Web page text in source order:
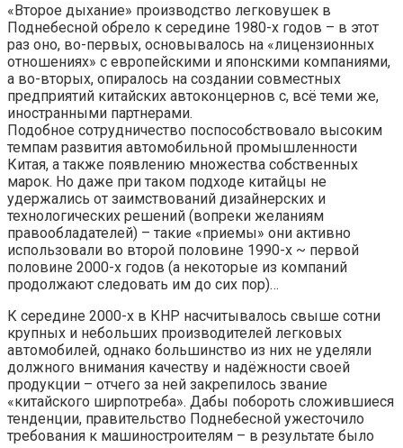
«Второе дыхание» производство легковушек в
Поднебесной обрело к середине 1980-х годов – в этот
раз оно, во-первых, основывалось на «лицензионных
отношениях» с европейскими и японскими компаниями,
а во-вторых, опиралось на создании совместных
предприятий китайских автоконцернов с, всё теми же,
иностранными партнерами.
Подобное сотрудничество поспособствовало высоким
темпам развития автомобильной промышленности
Китая, а также появлению множества собственных
марок. Но даже при таком подходе китайцы не
удержались от заимствований дизайнерских и
технологических решений (вопреки желаниям
правообладателей) – такие «приемы» они активно
использовали во второй половине 1990-х ~ первой
половине 2000-х годов (а некоторые из компаний
продолжают следовать им до сих пор)…
К середине 2000-х в КНР насчитывалось свыше сотни
крупных и небольших производителей легковых
автомобилей, однако большинство из них не уделяли
должного внимания качеству и надёжности своей
продукции – отчего за ней закрепилось звание
«китайского ширпотреба». Дабы побороть сложившиеся
тенденции, правительство Поднебесной ужесточило
требования к машиностроителям – в результате было